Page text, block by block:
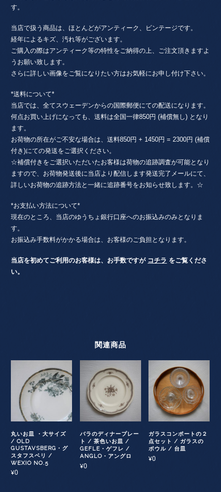
す。
当店で扱う商品は、ほとんどがアンティーク、ビンテージです。
経年によるキズ、汚れ等がございます。
ご購入の際はアンティーク等の特性をご納得の上、ご注文頂きますよ
うお願い致します。
さらに詳しい画像をご覧になりたい方はお気軽にお申し付け下さい。
*送料について*
当店では、全てスウェーデンからの国際郵便にての配送になります。
何点お買い上げになっても、送料は全国一律850円 (補償無し) となり
ます。
お荷物の所在がご不安な場合は、送料850円 + 1450円 = 2300円 (補償
付き)にての発送をご選択ください。
☆補償付きをご選択いただいたお客様は荷物の追跡調査が可能となり
ますので、お荷物発送後に当店より配信します発送完了メールにて、
詳しいお荷物の追跡方法と一緒に追跡番号をお知らせ致します。☆
*お支払い方法について*
現在のところ、当店のゆうちょ銀行口座へのお振込みのみとなりま
す。
お振込み手数料がかかる場合は、お客様のご負担となります。
当店を初めてご利用のお客様は、お手数ですが コチラ をご覧くださ
い。
関連商品
丸いお皿 ・大サイズ
/ OLD
GUSTAVSBERG・グ
スタフスベリ /
WEXIO NO.5
¥0
バラのディナープレー
ト / 茶色いお皿 /
GEFLE・ゲフレ /
ANGLO・アングロ
¥0
ガラスコンポートの２
点セット / ガラスの
ボウル / 台皿
¥0